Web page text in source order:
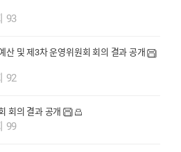
93
산 및 제3차 운영위원회 회의 결과 공개
92
회의 결과 공개
99